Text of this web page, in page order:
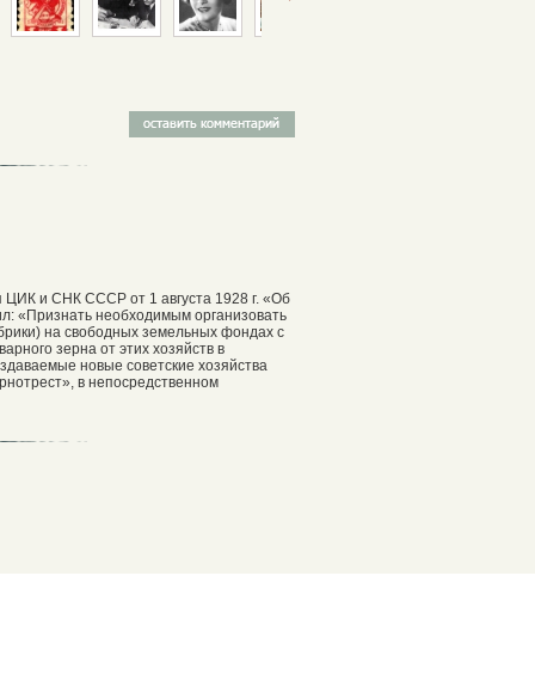
ЦИК и СНК СССР от 1 августа 1928 г. «Об
«Признать необходимым организовать
на свободных земельных фондах с
зерна от этих хозяйств в
новые советские хозяйства
в непосредственном